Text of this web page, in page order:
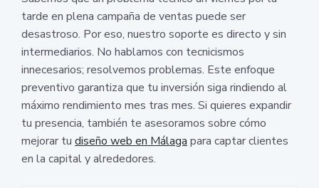
tarde en plena campaña de ventas puede ser
desastroso. Por eso, nuestro soporte es directo y sin
intermediarios. No hablamos con tecnicismos
innecesarios; resolvemos problemas. Este enfoque
preventivo garantiza que tu inversión siga rindiendo al
máximo rendimiento mes tras mes. Si quieres expandir
tu presencia, también te asesoramos sobre cómo
mejorar tu diseño web en Málaga para captar clientes
en la capital y alrededores.